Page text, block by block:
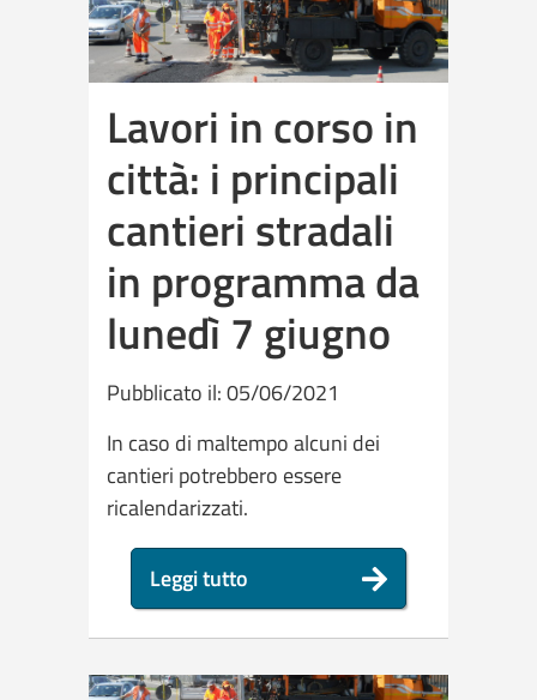
Lavori in corso in
città: i principali
cantieri stradali
in programma da
lunedì 7 giugno
Pubblicato il: 05/06/2021
In caso di maltempo alcuni dei
cantieri potrebbero essere
ricalendarizzati.
Leggi tutto